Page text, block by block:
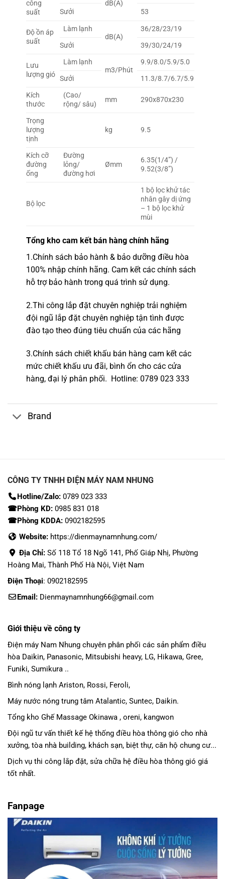
công
suất
dB(A)
Sưởi 53
Độ ồn áp
suất
Làm lạnh
dB(A)
36/28/23/19
Sưởi
39/30/24/19
Lưu
lượng gió
Làm lạnh
m3/Phút
9.9/8.0/5.9/5.0
Sưởi
11.3/8.7/6.7/5.9
Kích
thước
(Cao/
rộng/ sâu)
mm 290x870x230
Trọng
lượng
tịnh
kg 9.5
Kích cỡ
đường
ống
Đường
lỏng/
đường hơi
Ømm
6.35(1/4”) /
9.52(3/8”)
Bộ lọc
1 bộ lọc khử tác
nhân gây dị ứng
– 1 bộ lọc khử
mùi
Tổng kho cam kết bán hàng chính hãng
1.Chính sách bảo hành & bảo dưỡng điều hòa
100% nhập chính hãng. Cam kết các chính sách
hỗ trợ bảo hành trong quá trình sử dụng.
2.Thi công lắp đặt chuyên nghiệptrải nghiệm
đội ngũ lắp đặt chuyên nghiệp tận tình được
đào tạo theo đúng tiêu chuẩn của các hãng
3.Chính sách chiết khấu bán hàng cam kếtcác
mức chiết khấu ưu đãi, bình ổn cho các cửa
hàng, đại lý phân phối. Hotline: 0789 023 333
Brand
CÔNG TY TNHH ĐIỆN MÁY NAM NHUNG
Hotline/Zalo:0789 023 333
☎Phòng KD: 0985 831 018
☎Phòng KDDA: 0902182595
Website: https://dienmaynamnhung.com/
Địa Chỉ: Số 118 Tổ 18 Ngõ 141, Phố Giáp Nhị, Phường
Hoàng Mai, Thành Phố Hà Nội, Việt Nam
Điện Thoại: 0902182595
Email: Dienmaynamnhung66@gmail.com
Giới thiệu về công ty
Điện máy Nam Nhung chuyên phân phối các sản phẩm điều
hòa Daikin, Panasonic, Mitsubishi heavy, LG, Hikawa, Gree,
Funiki, Sumikura ..
Bình nóng lạnh Ariston, Rossi, Feroli,
Máy nước nóng trung tâm Atalantic, Suntec, Daikin.
Tổng kho Ghế Massage Okinawa , oreni, kangwon
Đội ngũ tư vấn thiết kế hệ thống điều hòa thông gió cho nhà
xưởng, tòa nhà building, khách sạn, biệt thự, căn hộ chung cư...
Dịch vụ thi công lắp đặt, sửa chữa hệ điều hòa thông gió giá
tốt nhất.
Fanpage